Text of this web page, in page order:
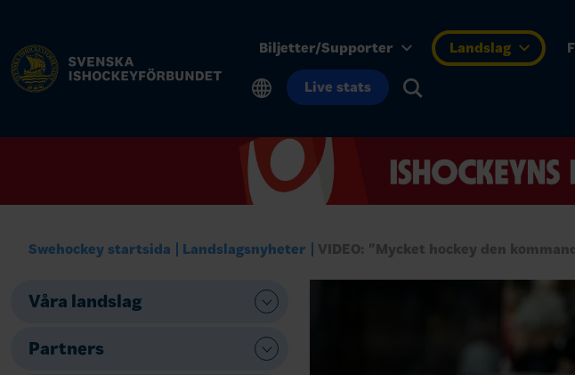
Biljetter/Supporter Landslag
Live stats
Swehockey startsida Landslagsnyheter VIDEO: "Mycket hockey den
Våra landslag
Partners